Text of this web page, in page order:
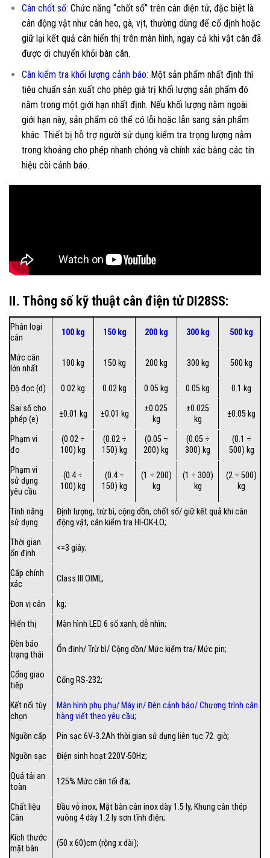
Cân chốt số: Chức năng “chốt số” trên cân điện tử, đặc biệt là
cân động vật như cân heo, gà, vịt, thường dùng để cố định hoặc
giữ lại kết quả cân hiển thị trên màn hình, ngay cả khi vật cân đã
được di chuyển khỏi bàn cân.
Cân kiểm tra khối lượng cảnh báo: Một sản phẩm nhất định thì
tiêu chuẩn sản xuất cho phép giá trị khối lượng sản phẩm đó
nằm trong một giới hạn nhất định. Nếu khối lượng nằm ngoài
giới hạn này, sản phẩm có thể có lỗi hoặc lẫn sang sản phẩm
khác. Thiết bị hỗ trợ người sử dụng kiểm tra trọng lượng nằm
trong khoảng cho phép nhanh chóng và chính xác bằng các tín
hiệu còi cảnh báo.
II. Thông số kỹ thuật cân điện tử DI28SS:
Phân loại
cân
100 kg 150 kg 200 kg 300 kg 500 kg
Mức cân
lớn nhất
100 kg 150 kg 200 kg 300 kg 500 kg
Độ đọc (d) 0.02 kg 0.02 kg 0.05 kg 0.05 kg
0.1 kg
Sai số cho
phép (e)
±0.01 kg ±0.01 kg
±0.025
kg
±0.025
kg
±0.05 kg
Phạm vi
đo
(0.02 ÷
100) kg
(0.02 ÷
150) kg
(0.05 ÷
200) kg
(0.05 ÷
300) kg
(0.1 ÷
500) kg
Phạm vi
sử dụng
yêu cầu
(0.4 ÷
100) kg
(0.4 ÷
150) kg
(1 ÷ 200)
kg
(1 ÷ 300)
kg
(2 ÷ 500)
kg
Tính năng
sử dụng
Định lượng, trừ bì, cộng dồn, chốt số/ giữ kết quả khi cân
động vật, cân kiểm tra HI-OK-LO;
Thời gian
ổn định
<=3 giây;
Cấp chính
xác
Class III OIML;
Đơn vị cân
kg;
Hiển thị
Màn hình LED 6 số xanh, dễ nhìn;
Đèn báo
trạng thái
Ổn định/ Trừ bì/ Cộng dồn/ Mức kiểm tra/ Mức pin;
Cổng giao
tiếp
Cổng RS-232;
Kết nối tùy
chọn
Màn hình phụ phụ/ Máy in/Đèn cảnh báo/Chương trình cân
hàng viết theo yêu cầu;
Nguồn cấp
Pin sạc 6V-3.2Ah thời gian sử dụng liên tục 72 giờ;
Nguồn sạc
Điện sinh hoạt 220V-50Hz;
Quá tải an
toàn
125% Mức cân tối đa;
Chất liệu
Cân
Đầu vỏ inox, Mặt bàn cân inox dày 1.5 ly, Khung cân thép
vuông 4 dày 1.2 ly sơn tĩnh điện;
Kích thước
mặt bàn
(50 x 60)cm (rộng x dài);